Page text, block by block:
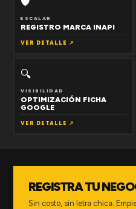
ESCALAR
REGISTRO MARCA INAPI
VER DETALLE ↗
🔍
VISIBILIDAD
OPTIMIZACIÓN FICHA
GOOGLE
VER DETALLE ↗
REGISTRA TU
Sin costo, sin letra chica.